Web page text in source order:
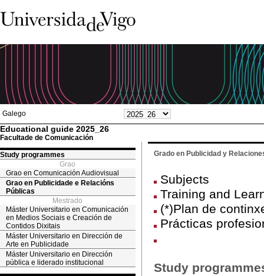
Galego
Educational guide 2025_26
Facultade de Comunicación
Study programmes
Grao
Grao en Comunicación Audiovisual
Grao en Publicidade e Relacións
Públicas
Mestrado
Máster Universitario en Comunicación
en Medios Sociais e Creación de
Contidos Dixitais
Máster Universitario en Dirección de
Arte en Publicidade
Máster Universitario en Dirección
pública e liderado institucional
Grado en Publicidad y
Subjects
Training and
(*)Plan de
Prácticas
Study